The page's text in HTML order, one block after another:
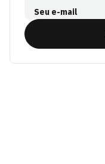
Seu e-mail